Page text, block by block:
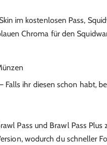
im kostenlosen Pass,
Chroma für den
Falls ihr diesen schon habt,
Pass und Brawl Pass
wodurch du schneller